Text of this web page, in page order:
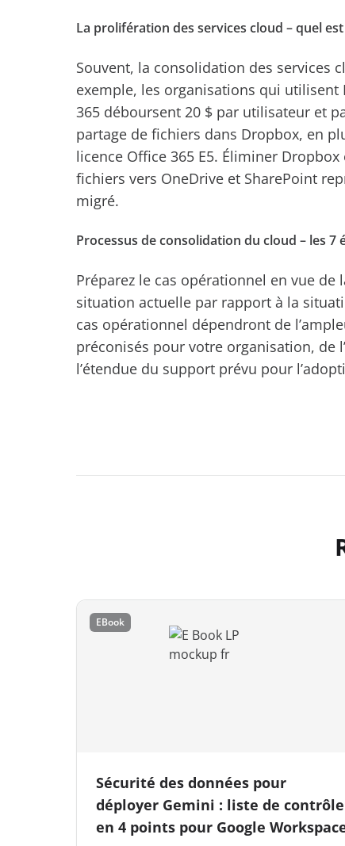
La prolifération des services cloud – quel
Souvent, la consolidation des services
exemple, les organisations qui
365 déboursent 20 $ par utilisateur et
partage de fichiers dans Dropbox, en
licence Office 365 E5. Éliminer
fichiers vers OneDrive et SharePoint
migré.
Processus de consolidation du cloud – les 7
Préparez le cas opérationnel en vue
situation actuelle par rapport à la
cas opérationnel dépendront de
préconisés pour votre organisation, de
l’étendue du support prévu pour
EBook
Sécurité des données pour
déployer Gemini : liste de contrôle
en 4 points pour Google